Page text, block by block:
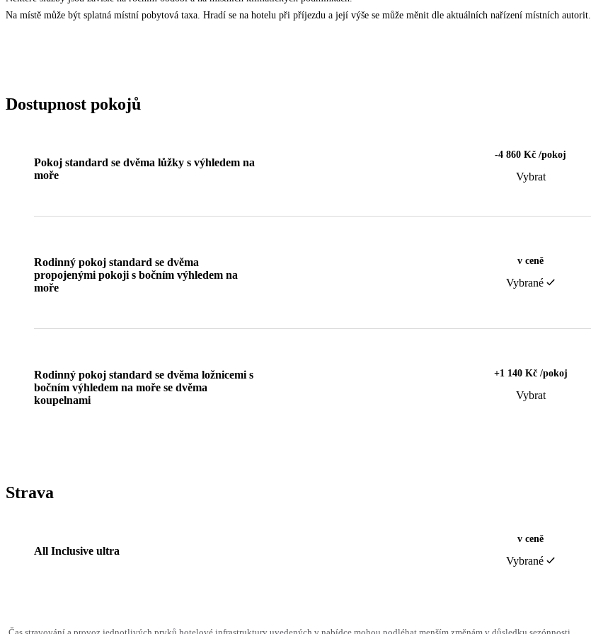
Na místě může být splatná místní pobytová taxa. Hradí se na hotelu při příjezdu a její výše se může měnit dle aktuálních nařízení místních autorit.
Dostupnost pokojů
Pokoj standard se dvěma lůžky s výhledem na
moře
-4 860 Kč /pokoj
Vybrat
Rodinný pokoj standard se dvěma
propojenými pokoji s bočním výhledem na
moře
v ceně
Vybrané
Rodinný pokoj standard se dvěma ložnicemi s
bočním výhledem na moře se dvěma
koupelnami
+1 140 Kč /pokoj
Vybrat
Strava
All Inclusive ultra
v ceně
Vybrané